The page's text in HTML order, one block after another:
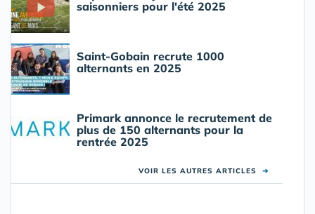
saisonniers pour l'été 2025
Saint-Gobain recrute 1000
alternants en 2025
Primark annonce le recrutement de
plus de 150 alternants pour la
rentrée 2025
VOIR LES AUTRES ARTICLES ➜